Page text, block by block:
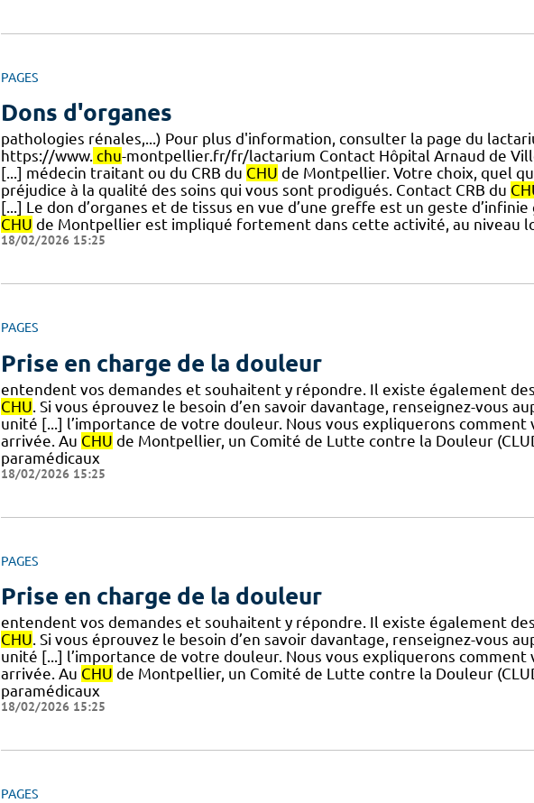
PAGES
Dons d'organes
pathologies rénales,...) Pour plus d'information, consulter la page du
https://www. chu-montpellier.fr/fr/lactarium Contact Hôpital Arnaud de
[...] médecin traitant ou du CRB du CHU de Montpellier. Votre choix, quel
préjudice à la qualité des soins qui vous sont prodigués. Contact CRB du
[...] Le don d’organes et de tissus en vue d’une greffe est un geste
CHU de Montpellier est impliqué fortement dans cette activité, au niveau
18/02/2026 15:25
PAGES
Prise en charge de la douleur
entendent vos demandes et souhaitent y répondre. Il existe également
CHU. Si vous éprouvez le besoin d’en savoir davantage, renseignez-vous
unité [...] l’importance de votre douleur. Nous vous expliquerons comment
arrivée. Au CHU de Montpellier, un Comité de Lutte contre la Douleur
paramédicaux
18/02/2026 15:25
PAGES
Prise en charge de la douleur
entendent vos demandes et souhaitent y répondre. Il existe également
CHU. Si vous éprouvez le besoin d’en savoir davantage, renseignez-vous
unité [...] l’importance de votre douleur. Nous vous expliquerons comment
arrivée. Au CHU de Montpellier, un Comité de Lutte contre la Douleur
paramédicaux
18/02/2026 15:25
PAGES